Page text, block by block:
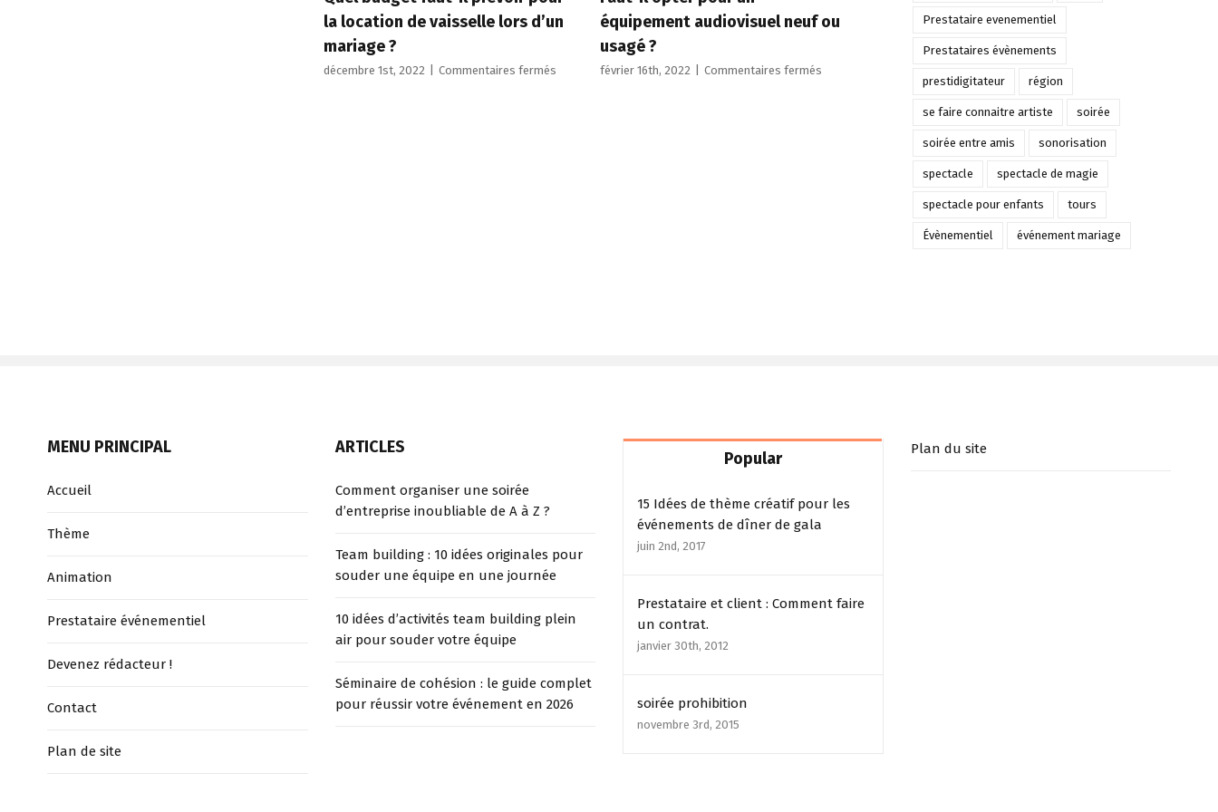
la location de vaisselle lors d’un
mariage ?
décembre 1st, 2022 Commentaires fermés
équipement audiovisuel neuf ou
usagé ?
février 16th, 2022 Commentaires fermés
avril 19th, 2019 | Commentaires fermés
Prestataire evenementiel
Prestataires évènements
prestidigitateur région
se faire connaitre artiste soirée
soirée entre amis sonorisation
spectacle spectacle de magie
spectacle pour enfants tours
Évènementiel événement mariage
MENU PRINCIPAL
Accueil
Thème
Animation
Prestataire événementiel
Devenez rédacteur !
Contact
Plan de site
ARTICLES
Comment organiser une soirée
d’entreprise inoubliable de A à Z ?
Team building : 10 idées originales pour
souder une équipe en une journée
10 idées d’activités team building plein
air pour souder votre équipe
Séminaire de cohésion : le guide complet
pour réussir votre événement en 2026
Popular
15 Idées de thème créatif pour les
événements de dîner de gala
juin 2nd, 2017
Prestataire et client : Comment faire
un contrat.
janvier 30th, 2012
soirée prohibition
novembre 3rd, 2015
Plan du site